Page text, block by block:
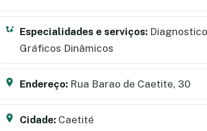
Especialidades e serviços:
Gráficos Dinâmicos
Endereço: Rua Barao de Caetite, 30
Cidade: Caetité